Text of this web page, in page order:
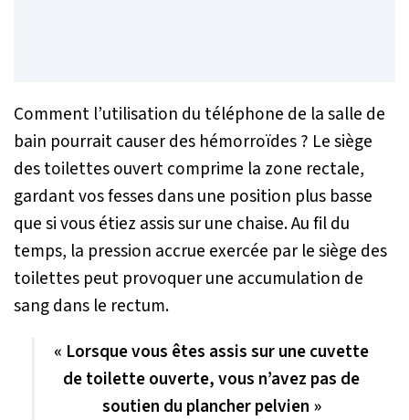
Comment l’utilisation du téléphone de la salle de
bain pourrait causer des hémorroïdes ? Le siège
des toilettes ouvert comprime la zone rectale,
gardant vos fesses dans une position plus basse
que si vous étiez assis sur une chaise. Au fil du
temps, la pression accrue exercée par le siège des
toilettes peut provoquer une accumulation de
sang dans le rectum.
« Lorsque vous êtes assis sur une cuvette
de toilette ouverte, vous n’avez pas de
soutien du plancher pelvien »